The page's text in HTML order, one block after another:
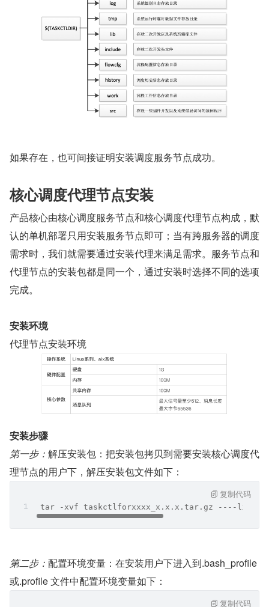
如果存在，也可间接证明安装调度服务节点成功。
核心调度代理节点安装
产品核心由核心调度服务节点和核心调度代理节点构成，默
认的单机部署只用安装服务节点即可；当有跨服务器的调度
需求时，我们就需要通过安装代理来满足需求。服务节点和
代理节点的安装包都是同一个，通过安装时选择不同的选项
完成。
安装环境
代理节点安装环境
安装步骤
第一步： 解压安装包：把安装包拷贝到需要安装核心调度代
理节点的用户下，解压安装包文件如下：
tar -xvf taskctlforxxxx_x.x.x.tar.gz ----lix系统安装
复制代码
第二步： 配置环境变量：在安装用户下进入到.bash_profile
或.profile 文件中配置环境变量如下：
复制代码